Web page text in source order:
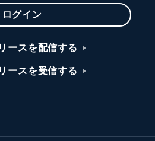
ログイン
ースを配信する
ースを受信する